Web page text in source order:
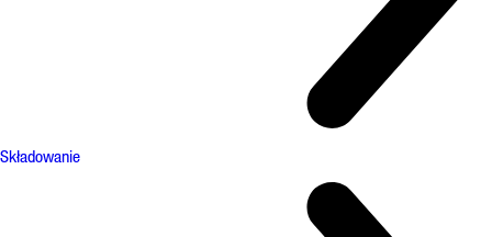
Składowanie